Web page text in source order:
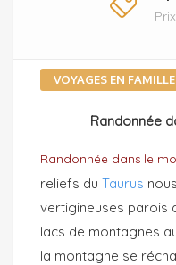
Prix
VOYAGES EN FAMILLE
Randonnée
Randonnée dans le
reliefs du Taurus
vertigineuses parois
lacs de montagnes
la montagne se